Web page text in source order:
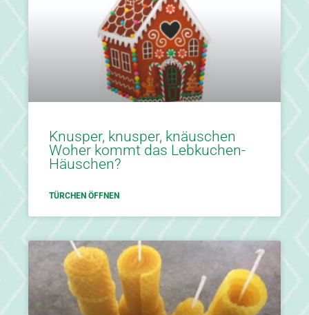
Knusper, knusper, knäuschen
Woher kommt das Lebkuchen-
Häuschen?
TÜRCHEN ÖFFNEN